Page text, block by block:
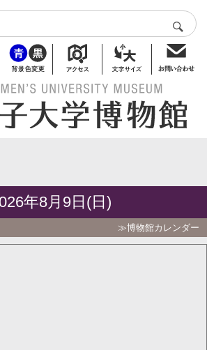
メ
ン
テ
ツ
に
年8月9日(日)
≫博物館カレンダー